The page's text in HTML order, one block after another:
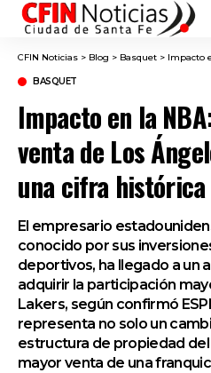
CFIN Noticias > Blog > Basquet > Impacto en la
BASQUET
Impacto en la
venta de Los
una cifra histórica
El empresario
conocido por sus
deportivos, ha llegado a un
adquirir la participación
Lakers, según confirmó
representa no solo un
estructura de propiedad
mayor venta de una